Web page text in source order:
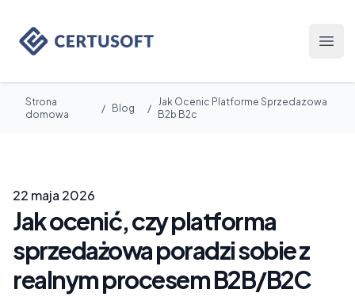
Certusoft
Strona
domowa
/ Blog /
Jak Ocenic Platforme Sprzedazowa
B2b B2c
22 maja 2026
Jak ocenić, czy platforma
sprzedażowa poradzi sobie z
realnym procesem B2B/B2C